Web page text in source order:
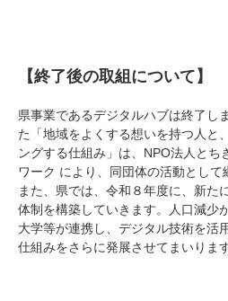
【終了後の取組について】
県事業であるデジタルハブは終了し
た「地域をよくする想いを持つ⼈と
ングする仕組み」は、NPO法⼈とち
ワーク により、同団体の活動として
また、県では、令和８年度に、新た
体制を構築していきます。⼈⼝減少
⼤学等が連携し、デジタル技術を活
仕組みをさらに発展させてまいります